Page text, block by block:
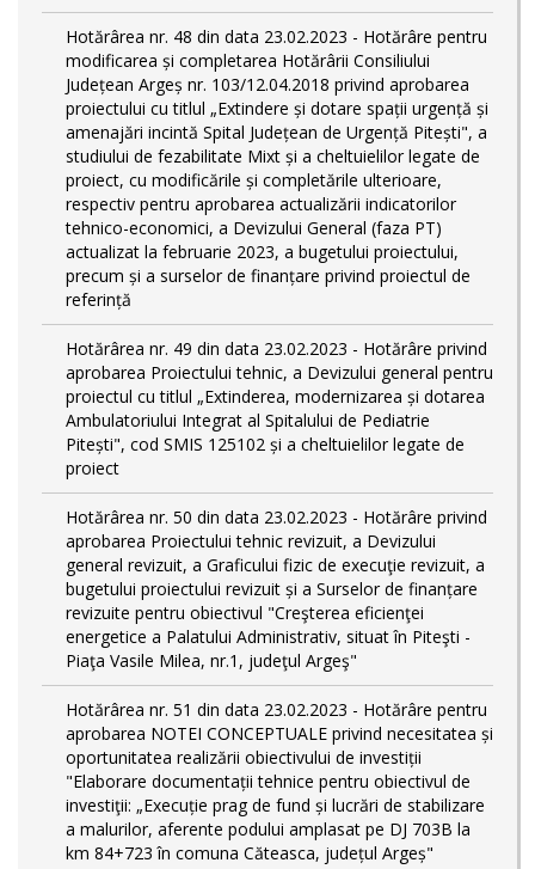
Hotărârea nr. 48 din data 23.02.2023 - Hotărâre pentru
modificarea și completarea Hotărârii Consiliului
Județean Argeș nr. 103/12.04.2018 privind aprobarea
proiectului cu titlul „Extindere și dotare spații urgență și
amenajări incintă Spital Județean de Urgență Pitești", a
studiului de fezabilitate Mixt și a cheltuielilor legate de
proiect, cu modificările și completările ulterioare,
respectiv pentru aprobarea actualizării indicatorilor
tehnico-economici, a Devizului General (faza PT)
actualizat la februarie 2023, a bugetului proiectului,
precum și a surselor de finanțare privind proiectul de
referință
Hotărârea nr. 49 din data 23.02.2023 - Hotărâre privind
aprobarea Proiectului tehnic, a Devizului general pentru
proiectul cu titlul „Extinderea, modernizarea și dotarea
Ambulatoriului Integrat al Spitalului de Pediatrie
Pitești", cod SMIS 125102 și a cheltuielilor legate de
proiect
Hotărârea nr. 50 din data 23.02.2023 - Hotărâre privind
aprobarea Proiectului tehnic revizuit, a Devizului
general revizuit, a Graficului fizic de execuţie revizuit, a
bugetului proiectului revizuit și a Surselor de finanțare
revizuite pentru obiectivul "Creşterea eficienţei
energetice a Palatului Administrativ, situat în Piteşti -
Piaţa Vasile Milea, nr.1, judeţul Argeş"
Hotărârea nr. 51 din data 23.02.2023 - Hotărâre pentru
aprobarea NOTEI CONCEPTUALE privind necesitatea și
oportunitatea realizării obiectivului de investiții
"Elaborare documentații tehnice pentru obiectivul de
investiţii: „Execuție prag de fund și lucrări de stabilizare
a malurilor, aferente podului amplasat pe DJ 703B la
km 84+723 în comuna Căteasca, județul Argeș"